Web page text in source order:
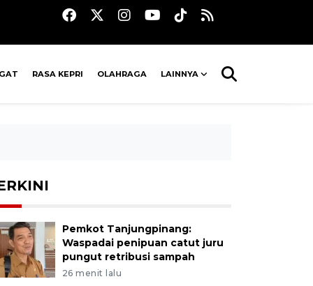
RASA KEPRI OLAHRAGA LAINNYA
Pemkot Tanjungpinang:
Waspadai penipuan catut juru
pungut retribusi sampah
26 menit lalu